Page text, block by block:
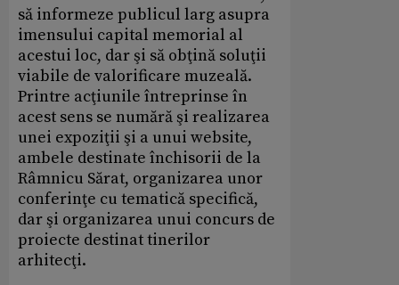
să informeze publicul larg asupra
imensului capital memorial al
acestui loc, dar şi să obţină soluţii
viabile de valorificare muzeală.
Printre acţiunile întreprinse în
acest sens se numără şi realizarea
unei expoziţii şi a unui website,
ambele destinate închisorii de la
Râmnicu Sărat, organizarea unor
conferinţe cu tematică specifică,
dar şi organizarea unui concurs de
proiecte destinat tinerilor
arhitecţi.